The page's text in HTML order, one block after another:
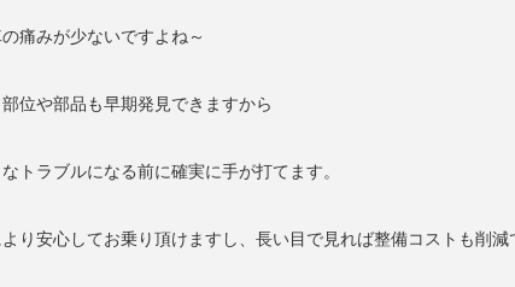
痛みが少ないですよね～
位や部品も早期発見できますから
トラブルになる前に確実に手が打てます。
り安心してお乗り頂けますし、長い目で見れば整備コストも削減